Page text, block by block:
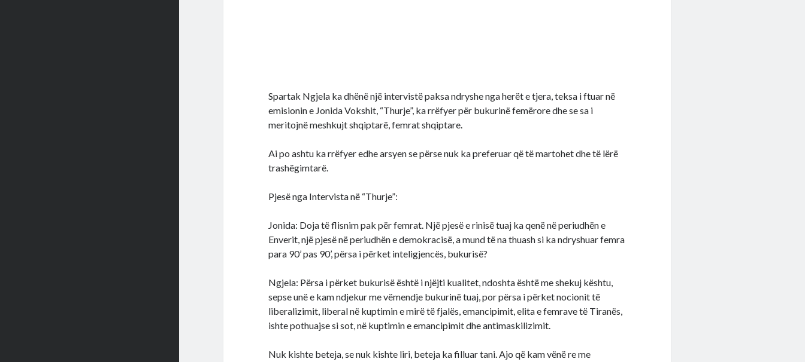
Spartak Ngjela ka dhënë një intervistë paksa ndryshe nga herët e tjera, teksa i ftuar në
emisionin e Jonida Vokshit, “Thurje”, ka rrëfyer për bukurinë femërore dhe se sa i
meritojnë meshkujt shqiptarë, femrat shqiptare.
Ai po ashtu ka rrëfyer edhe arsyen se përse nuk ka preferuar që të martohet dhe të lërë
trashëgimtarë.
Pjesë nga Intervista në “Thurje”:
Jonida: Doja të flisnim pak për femrat. Një pjesë e rinisë tuaj ka qenë në periudhën e
Enverit, një pjesë në periudhën e demokracisë, a mund të na thuash si ka ndryshuar femra
para 90’ pas 90’, përsa i përket inteligjencës, bukurisë?
Ngjela: Përsa i përket bukurisë është i njëjti kualitet, ndoshta është me shekuj kështu,
sepse unë e kam ndjekur me vëmendje bukurinë tuaj, por përsa i përket nocionit të
liberalizimit, liberal në kuptimin e mirë të fjalës, emancipimit, elita e femrave të Tiranës,
ishte pothuajse si sot, në kuptimin e emancipimit dhe antimaskilizimit.
Nuk kishte beteja, se nuk kishte liri, beteja ka filluar tani. Ajo që kam vënë re me